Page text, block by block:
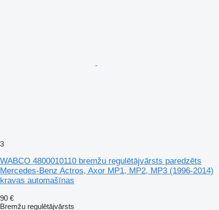
3
WABCO 4800010110 bremžu regulētājvārsts paredzēts
Mercedes-Benz Actros, Axor MP1, MP2, MP3 (1996-2014)
kravas automašīnas
90 €
Bremžu regulētājvārsts